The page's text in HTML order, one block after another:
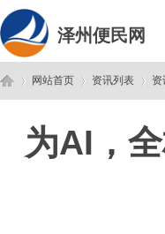
泽州便民网
网站首页
›
资讯列表
›
资
为AI，